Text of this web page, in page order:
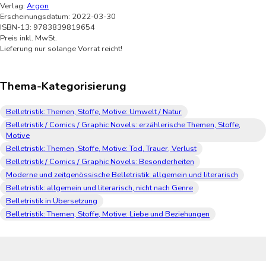
Verlag: Argon
Erscheinungsdatum: 2022-03-30
ISBN-13: 9783839819654
Preis inkl. MwSt.
Lieferung nur solange Vorrat reicht!
Thema-Kategorisierung
Belletristik: Themen, Stoffe, Motive: Umwelt / Natur
Belletristik / Comics / Graphic Novels: erzählerische Themen, Stoffe,
Motive
Belletristik: Themen, Stoffe, Motive: Tod, Trauer, Verlust
Belletristik / Comics / Graphic Novels: Besonderheiten
Moderne und zeitgenössische Belletristik: allgemein und literarisch
Belletristik: allgemein und literarisch, nicht nach Genre
Belletristik in Übersetzung
Belletristik: Themen, Stoffe, Motive: Liebe und Beziehungen